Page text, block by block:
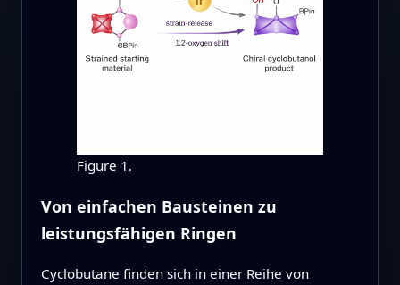
Figure 1.
Von einfachen Bausteinen zu
leistungsfähigen Ringen
Cyclobutane finden sich in einer Reihe von